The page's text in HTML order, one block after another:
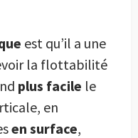
est qu’il a une
la flottabilité
plus facile le
en
en surface,